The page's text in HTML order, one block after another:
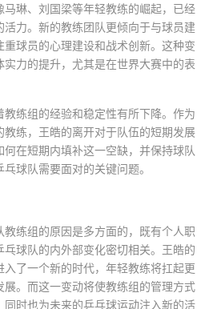
琳、刘国梁等年轻教练的崛起，已经
力。新的教练团队更倾向于与球员建
球员的心理建设和战术创新。这种变
力的提升，尤其是在世界大赛中的表
练组的经验和稳定性有所下降。作为
练，王皓的离开对于队伍的短期发展
在短期内填补这一空缺，并保持球队
球队需要面对的关键问题。
练组的原因是多方面的，既有个人职
球队的内外部变化密切相关。王皓的
了一个新的时代，年轻教练将扛起更
。而这一变动将使教练组的管理方式
时也为未来的乒乓球运动注入新的活